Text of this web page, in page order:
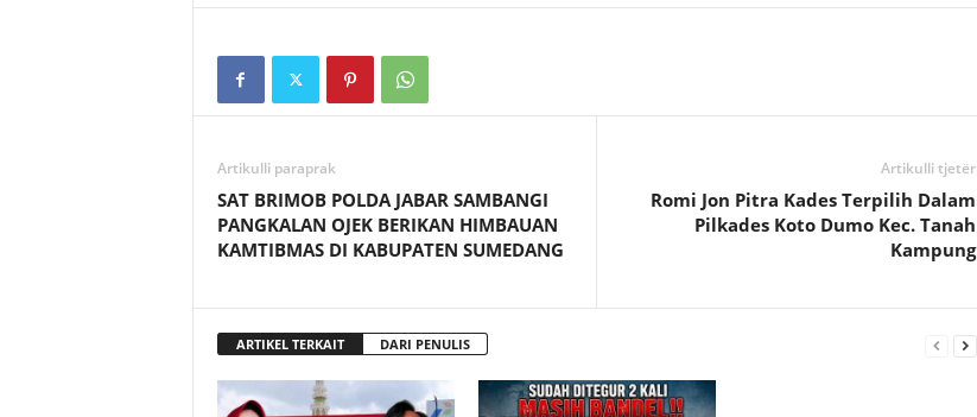
Artikulli paraprak
SAT BRIMOB POLDA JABAR SAMBANGI
PANGKALAN OJEK BERIKAN HIMBAUAN
KAMTIBMAS DI KABUPATEN SUMEDANG
Artikulli tjetër
Romi Jon Pitra Kades Terpilih Dalam
Pilkades Koto Dumo Kec. Tanah
Kampung
ARTIKEL TERKAIT DARI PENULIS